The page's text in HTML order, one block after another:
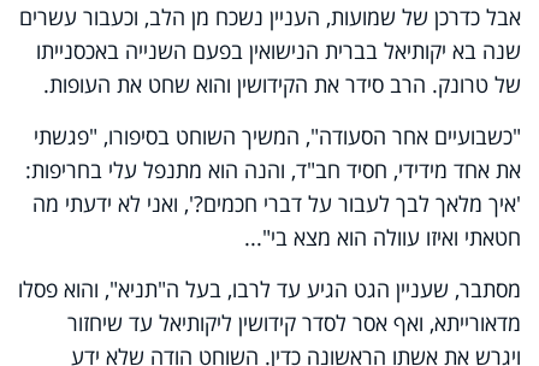
אבל כדרכן של שמועות, העניין נשכח מן הלב, וכעבור עשרים
שנה בא יקותיאל בברית הנישואין בפעם השנייה באכסנייתו
של טרונק. הרב סידר את הקידושין והוא שחט את העופות.
"כשבועיים אחר הסעודה", המשיך השוחט בסיפורו, "פגשתי
את אחד מידידי, חסיד חב"ד, והנה הוא מתנפל עלי בחריפות:
'איך מלאך לבך לעבור על דברי חכמים?', ואני לא ידעתי מה
חטאתי ואיזו עוולה הוא מצא בי"...
מסתבר, שעניין הגט הגיע עד לרבו, בעל ה"תניא", והוא פסלו
מדאורייתא, ואף אסר לסדר קידושין ליקותיאל עד שיחזור
ויגרש את אשתו הראשונה כדין. השוחט הודה שלא ידע